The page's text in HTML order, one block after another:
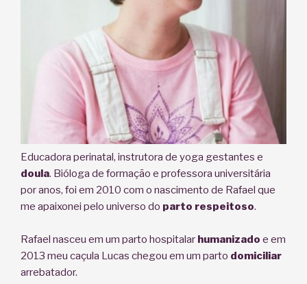
Educadora perinatal, instrutora de yoga gestantes e
doula. Bióloga de formação e professora universitária
por anos, foi em 2010 com o nascimento de Rafael que
me apaixonei pelo universo do parto respeitoso.
Rafael nasceu em um parto hospitalar humanizado e em
2013 meu caçula Lucas chegou em um parto domiciliar
arrebatador.